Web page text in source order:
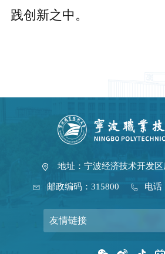
践创新之中。
地址：宁波经济技术开发
邮政编码：315800 电话
友情链接